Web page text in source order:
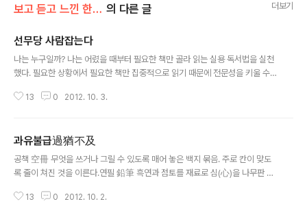
보고 듣고 느낀 한마디 의 다른 글 더보기
선무당 사람잡는다
나는 누구일까? 나는 어렸을 때부터 필요한 책만 골라 읽는 실용 독서법을 실천
했다. 필요한 상황에서 필요한 책만 집중적으로 읽기 때문에 전문성을 키울 수
렵다. 나처럼 특정 분야를 파고드는 실용 독서법은 전문가가 되기에 좀 더 유리
실한 책 읽기를 해야 해당 분야에서 최고가 될 수 있다. 나는 필요한 책만 골라
빠르게 읽는 속독파이다. 속독은 많은 분량의 책을 순식간에 읽는다. 나는 속독
할 수밖에 없는 상황이었다. 아동기와 학창 시절에는 온종일 어머니를 돕느라,
13 0 2012. 10. 3.
과유불급過猶不及
공책 空冊 무엇을 쓰거나 그릴 수 있도록 매어 놓은 백지 묶음. 주로 칸이 맞도
록 줄이 쳐진 것을 이른다.연필 鉛筆 흑연과 점토를 재료로 심(心)을 나무판 속
어 있는 가느다란 대롱 끝에 붙은 단단하고 작은 볼이 회전하면서 잉크를 뽑아
13 0 2012. 10. 2.